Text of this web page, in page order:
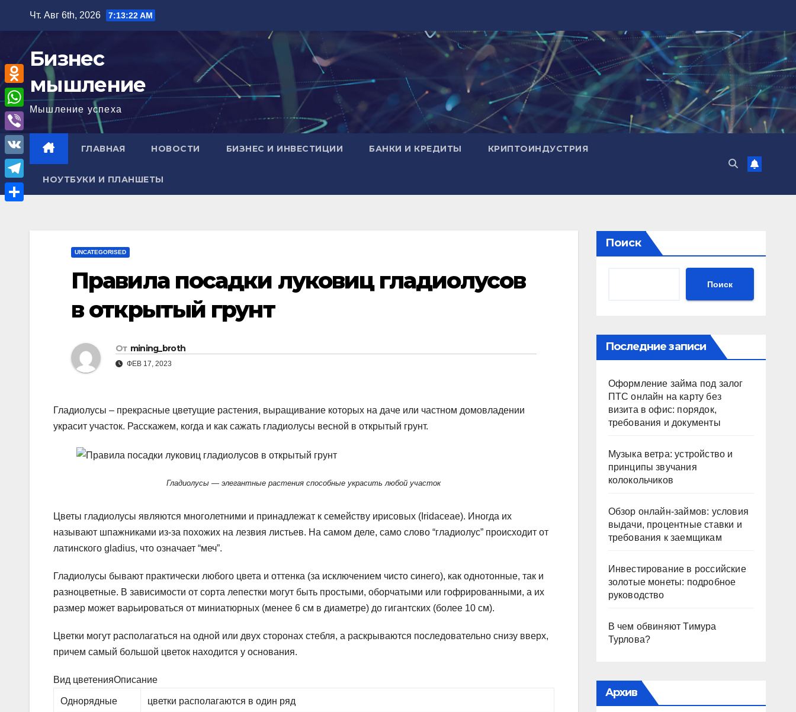
содержимому
Чт. Авг 6th, 2026 7:13:23 AM
Бизнес
мышление
Мышление успеха
ГЛАВНАЯ НОВОСТИ БИЗНЕС И ИНВЕСТИЦИИ БАНКИ И КРЕДИТЫ КРИПТОИНДУСТРИЯ
НОУТБУКИ И ПЛАНШЕТЫ
UNCATEGORISED
Правила посадки луковиц гладиолусов
в открытый грунт
От mining_broth
ФЕВ 17, 2023
Гладиолусы – прекрасные цветущие растения, выращивание которых на даче или частном домовладении
украсит участок. Расскажем, когда и как сажать гладиолусы весной в открытый грунт.
Гладиолусы — элегантные растения способные украсить любой участок
Цветы гладиолусы являются многолетними и принадлежат к семейству ирисовых (Iridaceae). Иногда их
называют шпажниками из-за похожих на лезвия листьев. На самом деле, само слово “гладиолус” происходит от
латинского gladius, что означает “меч”.
Гладиолусы бывают практически любого цвета и оттенка (за исключением чисто синего), как однотонные, так и
разноцветные. В зависимости от сорта лепестки могут быть простыми, оборчатыми или гофрированными, а их
размер может варьироваться от миниатюрных (менее 6 см в диаметре) до гигантских (более 10 см).
Цветки могут располагаться на одной или двух сторонах стебля, а раскрываются последовательно снизу вверх,
причем самый большой цветок находится у основания.
Вид цветенияОписание
Однорядные цветки располагаются в один ряд
Поиск
Поиск
Последние записи
Оформление займа под залог
ПТС онлайн на карту без
визита в офис: порядок,
требования и документы
Музыка ветра: устройство и
принципы звучания
колокольчиков
Обзор онлайн-займов: условия
выдачи, процентные ставки и
требования к заемщикам
Инвестирование в российские
золотые монеты: подробное
руководство
В чем обвиняют Тимура
Турлова?
Архив
O
d
n
o
k
l
W
h
a
s
V
i
b
e
V
K
T